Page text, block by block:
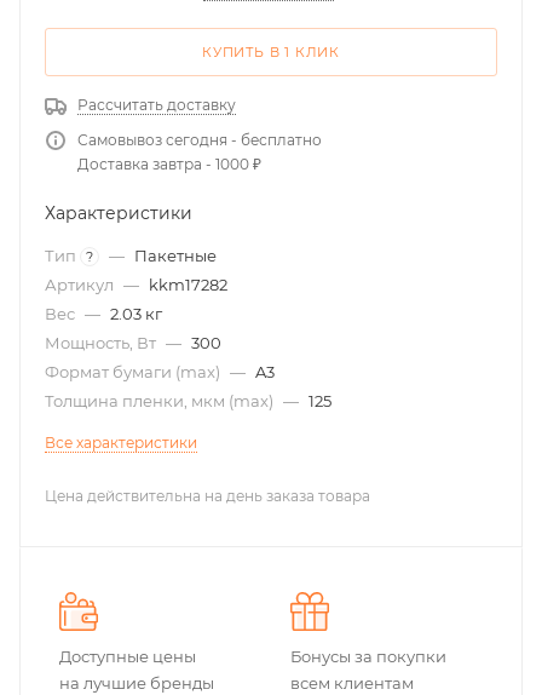
КУПИТЬ В 1 КЛИК
Рассчитать доставку
Самовывоз сегодня - бесплатно
Доставка завтра - 1000 ₽
Характеристики
Тип ? — Пакетные
Артикул — kkm17282
Вес — 2.03 кг
Мощность, Вт — 300
Формат бумаги (max) — A3
Толщина пленки, мкм (max) — 125
Все характеристики
Цена действительна на день заказа товара
Доступные цены
на лучшие бренды
Бонусы за покупки
всем клиентам